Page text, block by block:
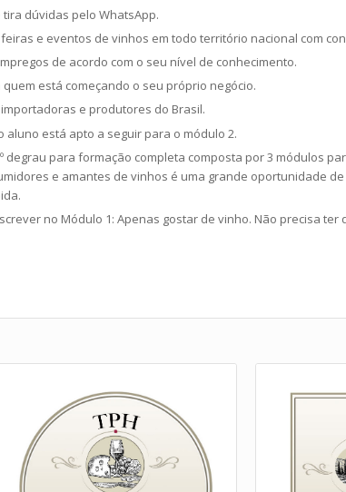
dúvidas pelo WhatsApp.
e eventos de vinhos em todo território nacional com
de acordo com o seu nível de conhecimento.
está começando o seu próprio negócio.
e produtores do Brasil.
aluno está apto a seguir para o módulo 2.
degrau para formação completa composta por 3 módulos
e amantes de vinhos é uma grande oportunidade
no Módulo 1: Apenas gostar de vinho. Não precisa ter